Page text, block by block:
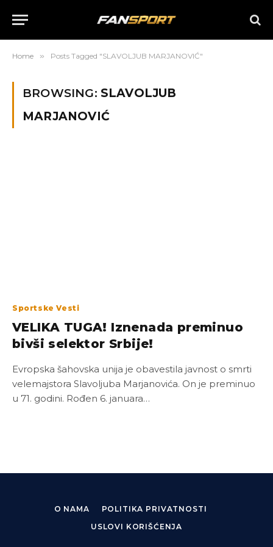
Home » Posts Tagged "SLAVOLJUB MARJANOVIĆ"
BROWSING: SLAVOLJUB
MARJANOVIĆ
Sportske Vesti
VELIKA TUGA! Iznenada preminuo
bivši selektor Srbije!
Evropska šahovska unija je obavestila javnost o smrti
velemajstora Slavoljuba Marjanovića. On je preminuo
u 71. godini. Rođen 6. јanuara…
O NAMA
POLITIKA PRIVATNOSTI
USLOVI KORIŠĆENJA